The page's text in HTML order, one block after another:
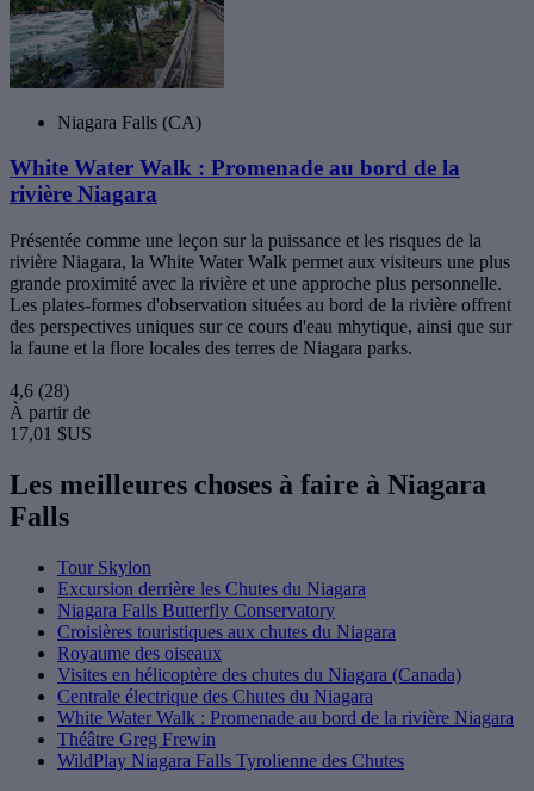
Niagara Falls (CA)
White Water Walk : Promenade au bord de la
rivière Niagara
Présentée comme une leçon sur la puissance et les risques de la
rivière Niagara, la White Water Walk permet aux visiteurs une plus
grande proximité avec la rivière et une approche plus personnelle.
Les plates-formes d'observation situées au bord de la rivière offrent
des perspectives uniques sur ce cours d'eau mhytique, ainsi que sur
la faune et la flore locales des terres de Niagara parks.
4,6 (28)
À partir de
17,01 $US
Les meilleures choses à faire à Niagara
Falls
Tour Skylon
Excursion derrière les Chutes du Niagara
Niagara Falls Butterfly Conservatory
Croisières touristiques aux chutes du Niagara
Royaume des oiseaux
Visites en hélicoptère des chutes du Niagara (Canada)
Centrale électrique des Chutes du Niagara
White Water Walk : Promenade au bord de la rivière Niagara
Théâtre Greg Frewin
WildPlay Niagara Falls Tyrolienne des Chutes